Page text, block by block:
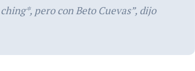
pero con Beto Cuevas”, dijo